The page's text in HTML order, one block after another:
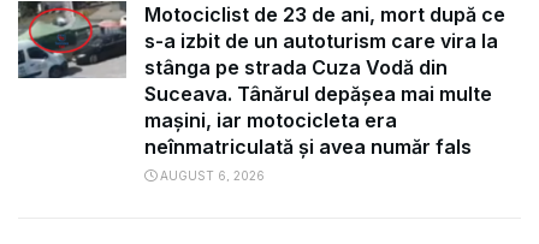
Motociclist de 23 de ani, mort după ce
s-a izbit de un autoturism care vira la
stânga pe strada Cuza Vodă din
Suceava. Tânărul depășea mai multe
mașini, iar motocicleta era
neînmatriculată și avea număr fals
AUGUST 6, 2026